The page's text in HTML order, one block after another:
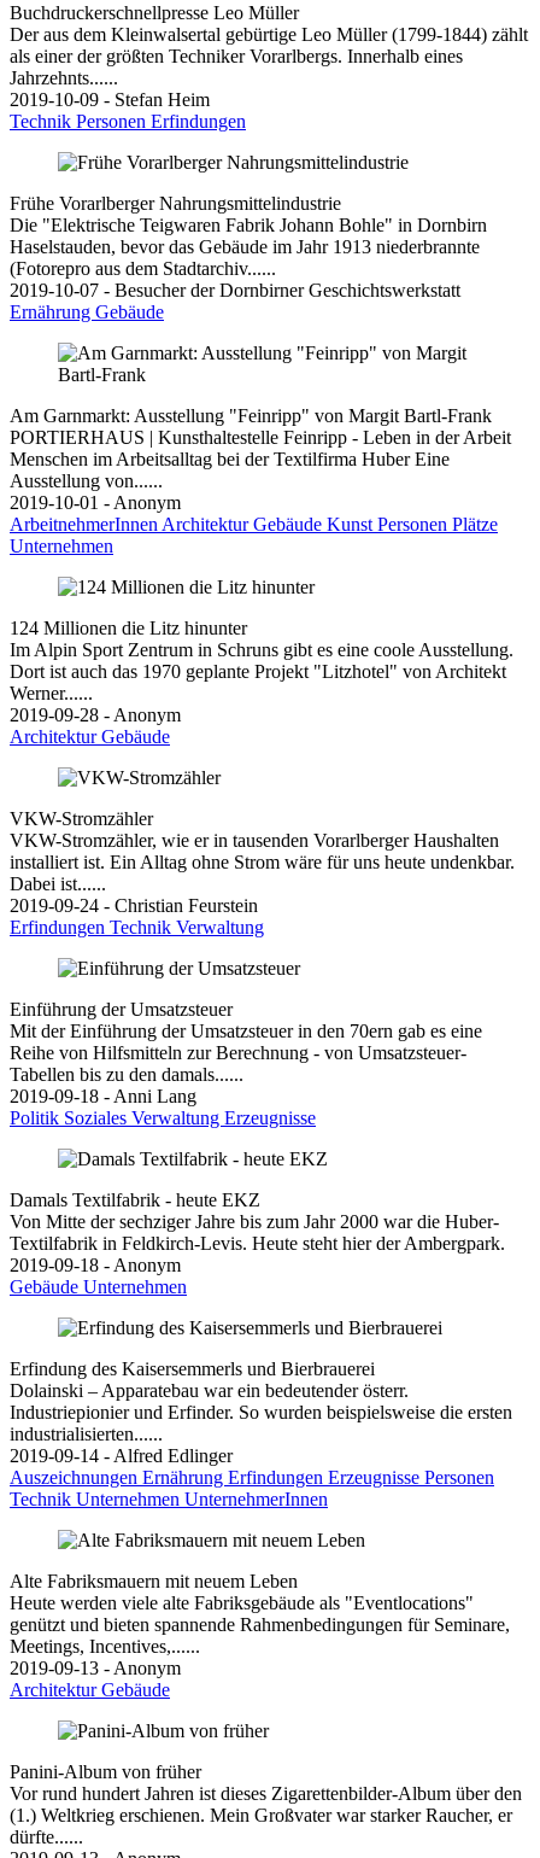
Buchdruckerschnellpresse Leo Müller
Der aus dem Kleinwalsertal gebürtige Leo Müller (1799-1844) zählt
als einer der größten Techniker Vorarlbergs. Innerhalb eines
Jahrzehnts......
2019-10-09 - Stefan Heim
Technik Personen Erfindungen
Frühe Vorarlberger Nahrungsmittelindustrie
Die "Elektrische Teigwaren Fabrik Johann Bohle" in Dornbirn
Haselstauden, bevor das Gebäude im Jahr 1913 niederbrannte
(Fotorepro aus dem Stadtarchiv......
2019-10-07 - Besucher der Dornbirner Geschichtswerkstatt
Ernährung Gebäude
Am Garnmarkt: Ausstellung "Feinripp" von Margit Bartl-Frank
PORTIERHAUS | Kunsthaltestelle Feinripp - Leben in der Arbeit
Menschen im Arbeitsalltag bei der Textilfirma Huber Eine
Ausstellung von......
2019-10-01 - Anonym
ArbeitnehmerInnen ArchitekturGebäude Kunst Personen Plätze
Unternehmen
124 Millionen die Litz hinunter
Im Alpin Sport Zentrum in Schruns gibt es eine coole Ausstellung.
Dort ist auch das 1970 geplante Projekt "Litzhotel" von Architekt
Werner......
2019-09-28 - Anonym
ArchitekturGebäude
VKW-Stromzähler
VKW-Stromzähler, wie er in tausenden Vorarlberger Haushalten
installiert ist. Ein Alltag ohne Strom wäre für uns heute undenkbar.
Dabei ist......
2019-09-24 - Christian Feurstein
Erfindungen Technik Verwaltung
Einführung der Umsatzsteuer
Mit der Einführung der Umsatzsteuer in den 70ern gab es eine
Reihe von Hilfsmitteln zur Berechnung - von Umsatzsteuer-
Tabellen bis zu den damals......
2019-09-18 - Anni Lang
Politik Soziales Verwaltung Erzeugnisse
Damals Textilfabrik - heute EKZ
Von Mitte der sechziger Jahre bis zum Jahr 2000 war die Huber-
Textilfabrik in Feldkirch-Levis. Heute steht hier der Ambergpark.
2019-09-18 - Anonym
Gebäude Unternehmen
Erfindung des Kaisersemmerls und Bierbrauerei
Dolainski – Apparatebau war ein bedeutender österr.
Industriepionier und Erfinder. So wurden beispielsweise die ersten
industrialisierten......
2019-09-14 - Alfred Edlinger
Auszeichnungen Ernährung Erfindungen Erzeugnisse Personen
Technik Unternehmen UnternehmerInnen
Alte Fabriksmauern mit neuem Leben
Heute werden viele alte Fabriksgebäude als "Eventlocations"
genützt und bieten spannende Rahmenbedingungen für Seminare,
Meetings, Incentives,......
2019-09-13 - Anonym
ArchitekturGebäude
Panini-Album von früher
Vor rund hundert Jahren ist dieses Zigarettenbilder-Album über den
(1.) Weltkrieg erschienen. Mein Großvater war starker Raucher, er
dürfte......